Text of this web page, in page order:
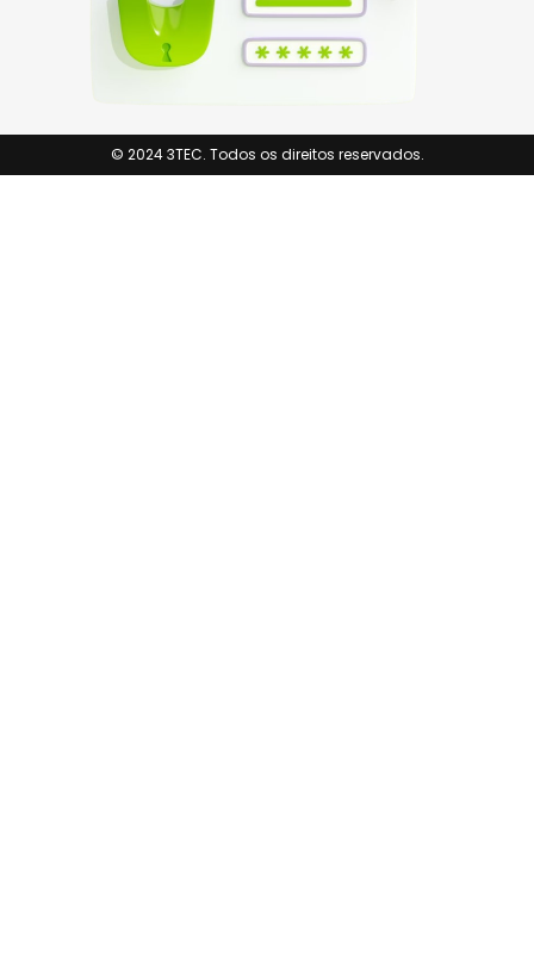
© 2024 3TEC. Todos os direitos reservados.